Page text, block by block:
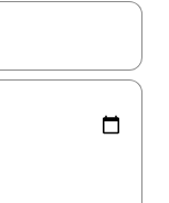
ำรวจผลการค้นหา